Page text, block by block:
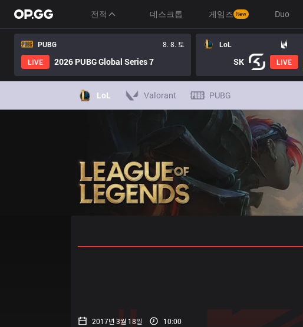
전적 데스크톱 게임즈 New Duo
PUBG
8. 8. 토
LIVE
2026 PUBG Global Series 7
LoL
SK LIVE
LoL Valorant PUBG
2017년 3월 18일 10:00